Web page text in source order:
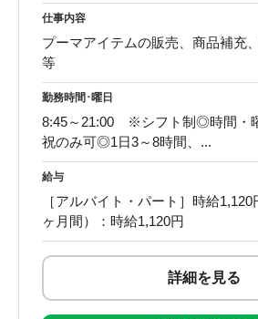
仕事内容
プーマアイテムの販売、商品補充
等
勤務時間･曜日
8:45～21:00 ※シフト制◎時間・
祝のみ可◎1日3～8時間、...
給与
［アルバイト・パート］時給
ヶ月間）：時給1,120円
詳細を見る